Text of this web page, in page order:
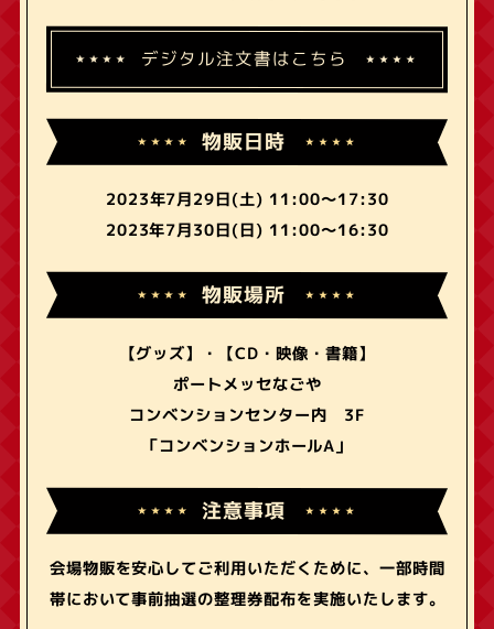
デジタル注文書はこちら
物販日時
2023年7月29日(土) 11:00～17:30
2023年7月30日(日) 11:00～16:30
物販場所
【グッズ】・【CD・映像・書籍】
ポートメッセなごや
コンベンションセンター内 3F
「コンベンションホールA」
注意事項
会場物販を安心してご利用いただくために、一部時間
帯において事前抽選の整理券配布を実施いたします。